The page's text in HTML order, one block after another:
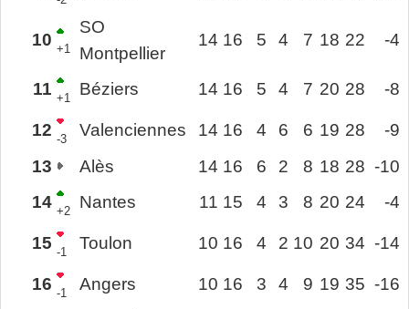
10 +1
SO
Montpellier
14 16 5 4 7 18 22 -4
11 +1 Béziers 14 16 5 4 7 20 28 -8
12 -3 Valenciennes 14 16 4 6 6 19 28
-9
13
Alès 14 16 6 2 8 18 28 -10
14 +2 Nantes 11 15 4 3 8 20 24 -4
15 -1 Toulon 10 16 4 2 10 20 34 -14
16 -1 Angers 10 16 3 4 9 19 35 -16